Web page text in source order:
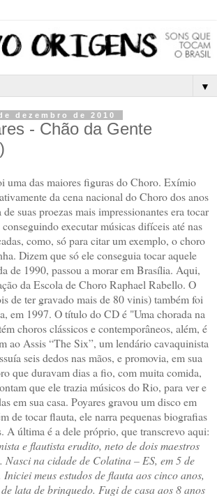
▼
dezembro de 2010
- Chão da Gente
uma das maiores figuras do Choro. Exímio
da cena nacional do Choro dos anos
suas proezas mais impressionantes era tocar
executar músicas difíceis até nas
como, só para citar um exemplo, o choro
Dizem que só ele conseguia tocar aquele
de 1990, passou a morar em Brasília. Aqui,
da Escola de Choro Raphael Rabello. O
de ter gravado mais de 80 vinis) também foi
em 1997. O título do CD é "Uma chorada na
choros clássicos e contemporâneos, além, é
ao Assis “The Six”, um lendário cavaquinista
seis dedos nas mãos, e promovia, em sua
que duravam dias a fio, com muita comida,
que ele trazia músicos do Rio, para ver e
em sua casa. Poyares gravou um disco em
de tocar flauta, ele narra pequenas biografias
A última é a dele próprio, que transcrevo aqui:
e flautista erudito, neto de dois maestros
Nasci na cidade de Colatina – ES, em 5 de
meus estudos de flauta aos cinco anos,
lata de brinquedo. Fugi de casa aos 8 anos